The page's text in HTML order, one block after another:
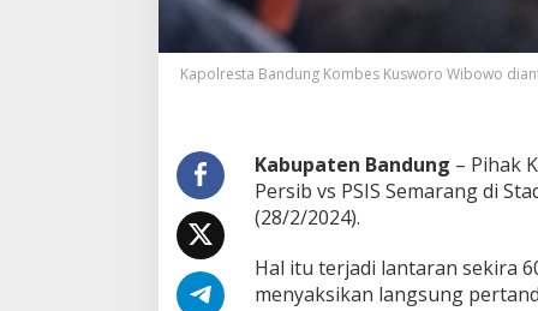
i
n
n
u
p
Kapolresta Bandung Kombes Kusworo Wibowo
Kabupaten Bandung – Pihak
Persib vs PSIS Semarang di
(28/2/2024).
Hal itu terjadi lantaran sekira
menyaksikan langsung